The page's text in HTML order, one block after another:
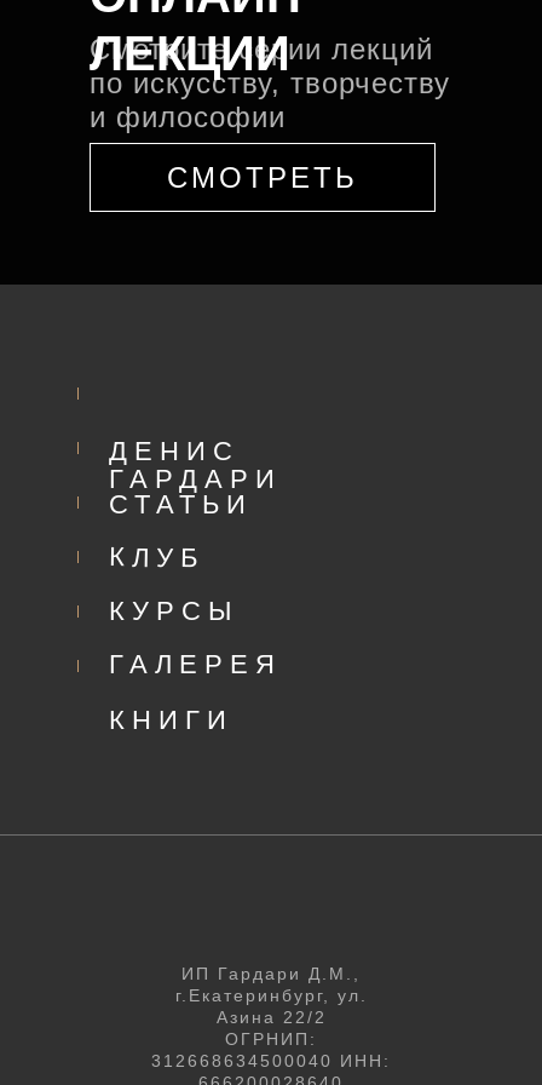
ЛЕКЦИИ
Смотрите серии лекций
по искусству, творчеству
и философии
СМОТРЕТЬ
ДЕНИС
ГАРДАРИ
СТАТЬИ
КЛУБ
КУРСЫ
ГАЛЕРЕЯ
КНИГИ
ИП Гардари Д.М.,
г.Екатеринбург, ул.
Азина 22/2
ОГРНИП:
312668634500040 ИНН: